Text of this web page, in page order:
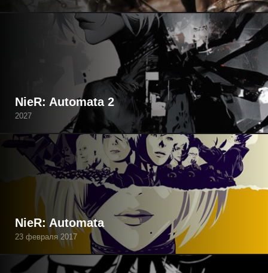
NieR: Automata 2
2027
NieR: Automata
23 февраля 2017